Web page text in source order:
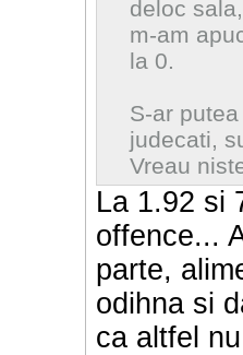
deloc
m-am
la 0.
S-ar
judecati,
Vreau
La 1.92 si
offence...
parte,
odihna si
ca altfel